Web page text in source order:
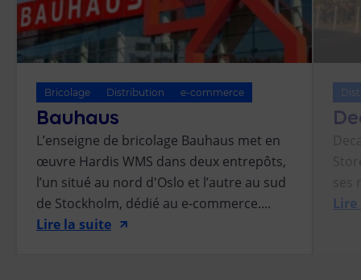
Bricolage Distribution e-commerce
Bauhaus
L’enseigne de bricolage Bauhaus met en
œuvre Hardis WMS dans deux entrepôts,
l’un situé au nord d'Oslo et l’autre au sud
de Stockholm, dédié au e-commerce....
Lire la suite